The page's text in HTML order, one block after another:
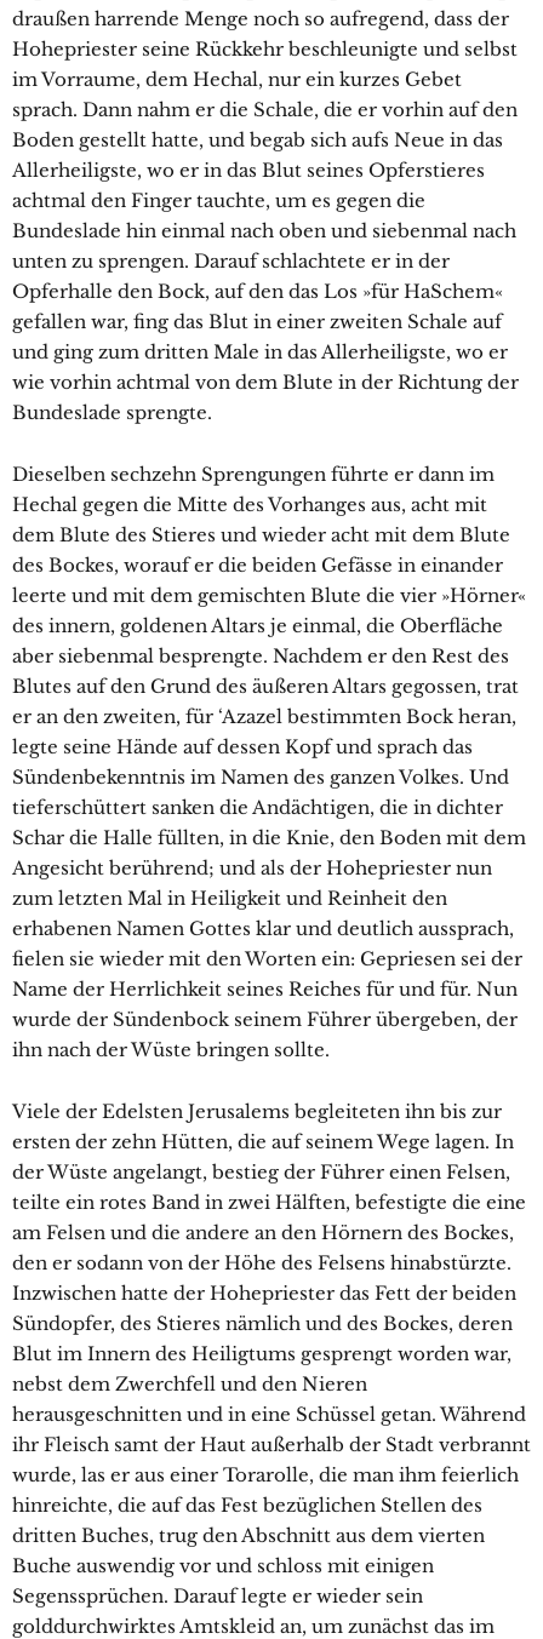
draußen harrende Menge noch so aufregend, dass der
Hohepriester seine Rückkehr beschleunigte und selbst
im Vorraume, dem Hechal, nur ein kurzes Gebet
sprach. Dann nahm er die Schale, die er vorhin auf den
Boden gestellt hatte, und begab sich aufs Neue in das
Allerheiligste, wo er in das Blut seines Opferstieres
achtmal den Finger tauchte, um es gegen die
Bundeslade hin einmal nach oben und siebenmal nach
unten zu sprengen. Darauf schlachtete er in der
Opferhalle den Bock, auf den das Los »für HaSchem«
gefallen war, fing das Blut in einer zweiten Schale auf
und ging zum dritten Male in das Allerheiligste, wo er
wie vorhin achtmal von dem Blute in der Richtung der
Bundeslade sprengte.
Dieselben sechzehn Sprengungen führte er dann im
Hechal gegen die Mitte des Vorhanges aus, acht mit
dem Blute des Stieres und wieder acht mit dem Blute
des Bockes, worauf er die beiden Gefässe in einander
leerte und mit dem gemischten Blute die vier »Hörner«
des innern, goldenen Altars je einmal, die Oberfläche
aber siebenmal besprengte. Nachdem er den Rest des
Blutes auf den Grund des äußeren Altars gegossen, trat
er an den zweiten, für ‘Azazel bestimmten Bock heran,
legte seine Hände auf dessen Kopf und sprach das
Sündenbekenntnis im Namen des ganzen Volkes. Und
tieferschüttert sanken die Andächtigen, die in dichter
Schar die Halle füllten, in die Knie, den Boden mit dem
Angesicht berührend; und als der Hohepriester nun
zum letzten Mal in Heiligkeit und Reinheit den
erhabenen Namen Gottes klar und deutlich aussprach,
fielen sie wieder mit den Worten ein: Gepriesen sei der
Name der Herrlichkeit seines Reiches für und für. Nun
wurde der Sündenbock seinem Führer übergeben, der
ihn nach der Wüste bringen sollte.
Viele der Edelsten Jerusalems begleiteten ihn bis zur
ersten der zehn Hütten, die auf seinem Wege lagen. In
der Wüste angelangt, bestieg der Führer einen Felsen,
teilte ein rotes Band in zwei Hälften, befestigte die eine
am Felsen und die andere an den Hörnern des Bockes,
den er sodann von der Höhe des Felsens hinabstürzte.
Inzwischen hatte der Hohepriester das Fett der beiden
Sündopfer, des Stieres nämlich und des Bockes, deren
Blut im Innern des Heiligtums gesprengt worden war,
nebst dem Zwerchfell und den Nieren
herausgeschnitten und in eine Schüssel getan. Während
ihr Fleisch samt der Haut außerhalb der Stadt verbrannt
wurde, las er aus einer Torarolle, die man ihm feierlich
hinreichte, die auf das Fest bezüglichen Stellen des
dritten Buches, trug den Abschnitt aus dem vierten
Buche auswendig vor und schloss mit einigen
Segenssprüchen. Darauf legte er wieder sein
golddurchwirktes Amtskleid an, um zunächst das im